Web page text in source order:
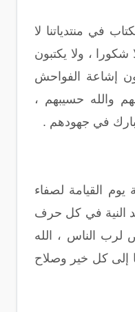
في منتدياتنا لا
شكورا ، ولا يكتبون
إشاعة الفواحش
والله حسيبهم ،
في جهودهم .
يوم القيامة لصفاء
النية في كل حرف
لرب الناس ، الله
إلى كل خير وصلاح